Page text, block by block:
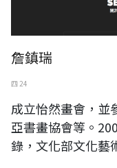
詹鎮瑞
四 24
成立怡然畫會，並
亞書畫協會等。
錄，文化部文化藝